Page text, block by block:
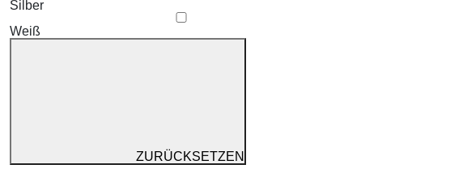
Silber
Weiß
ZURÜCKSETZEN